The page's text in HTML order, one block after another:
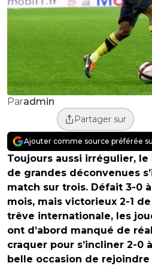
Paradmin
Partager sur
Ajouter comme source préférée
Toujours aussi irrégulier, le
de grandes déconvenues
match sur trois. Défait 3-0
mois, mais victorieux 2-1
trêve internationale, les
ont d’abord manqué de
craquer pour s’incliner 2-0
belle occasion de